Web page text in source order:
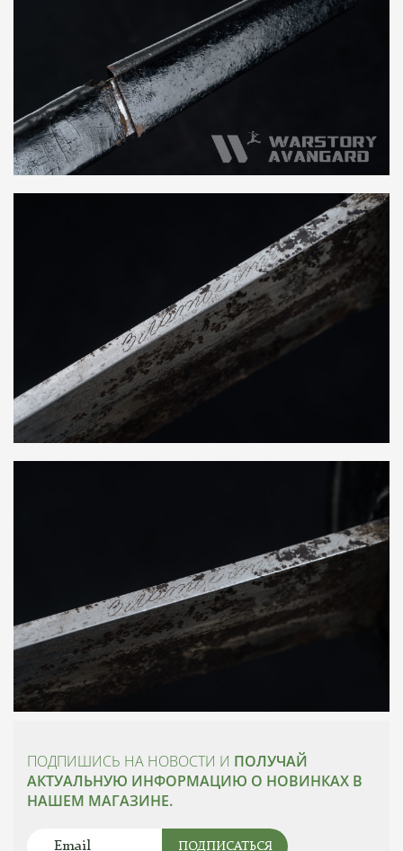
ПОДПИШИСЬ НА НОВОСТИ И ПОЛУЧАЙ
АКТУАЛЬНУЮ ИНФОРМАЦИЮ О НОВИНКАХ В
НАШЕМ МАГАЗИНЕ.
ПОДПИСАТЬСЯ